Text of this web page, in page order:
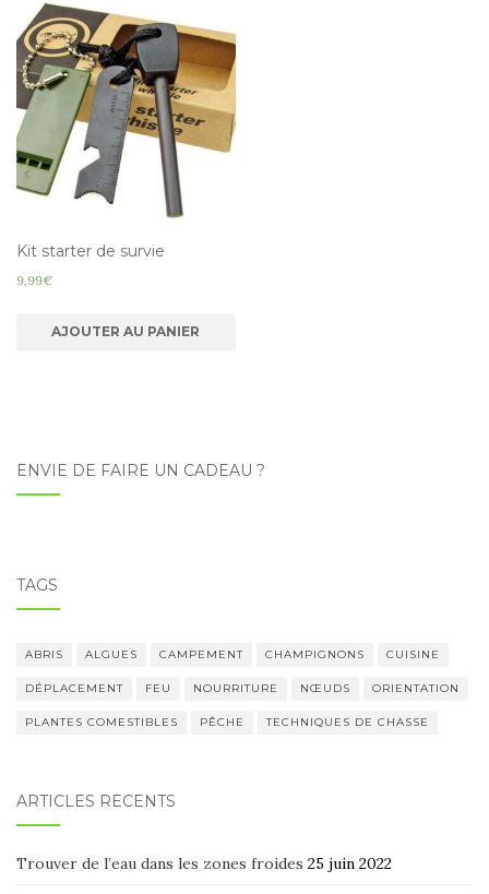
Kit starter de survie
9,99€
AJOUTER AU PANIER
ENVIE DE FAIRE UN CADEAU ?
TAGS
ABRIS ALGUES CAMPEMENT CHAMPIGNONS CUISINE
DÉPLACEMENT FEU NOURRITURE NŒUDS ORIENTATION
PLANTES COMESTIBLES PÊCHE TECHNIQUES DE CHASSE
ARTICLES RÉCENTS
Trouver de l’eau dans les zones froides 25 juin 2022